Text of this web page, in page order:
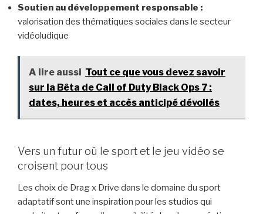
Soutien au développement responsable :
valorisation des thématiques sociales dans le secteur
vidéoludique
A lire aussi Tout ce que vous devez savoir
sur la Bêta de Call of Duty Black Ops 7 :
dates, heures et accès anticipé dévoilés
Vers un futur où le sport et le jeu vidéo se
croisent pour tous
Les choix de Drag x Drive dans le domaine du sport
adaptatif sont une inspiration pour les studios qui